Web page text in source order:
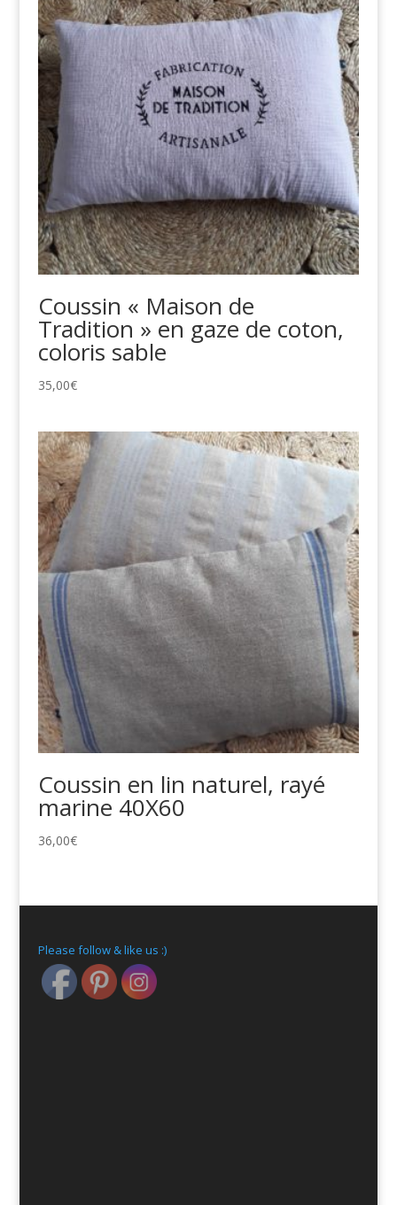
Coussin « Maison de
Tradition » en gaze de coton,
coloris sable
35,00€
Coussin en lin naturel, rayé
marine 40X60
36,00€
Please follow & like us :)